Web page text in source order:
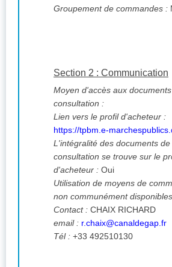
Groupement de commandes :
Section 2 : Communication
Moyen d'accès aux
consultation :
Lien vers le profil d'acheteur :
https://tpbm.e-
L'intégralité des documents de
consultation se trouve sur le
d'acheteur : Oui
Utilisation de moyens de
non communément
Contact : CHAIX RICHARD
email : r.chaix@canaldegap.fr
Tél : +33 492510130